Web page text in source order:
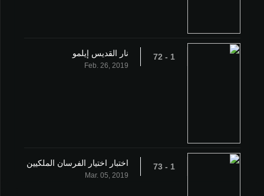
1 - 72 نار القديس إيلمو
Feb. 26, 2019
1 - 73 اختبار اختيار الفرسان الملكيين
Mar. 05, 2019